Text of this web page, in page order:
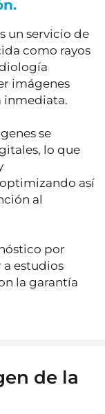
un servicio de
como rayos
imágenes
inmediata.
se
lo que
así
al
por
a estudios
la garantía
de la